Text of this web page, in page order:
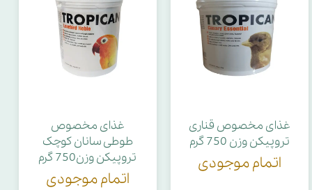
غذای مخصوص قناری
تروپیکن وزن 750 گرم
اتمام موجودی
غذای مخصوص
طوطی سانان کوچک
تروپیکن وزن750 گرم
اتمام موجودی